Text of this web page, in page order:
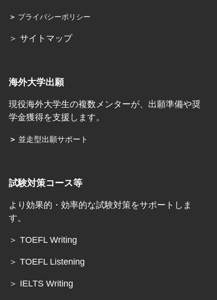
＞ プライバシーポリシー
＞ サイトマップ
海外大学出願
現役海外大学生の複数メンターが、出願準備や奨
学金獲得を支援します。
＞ 並走型出願サポート
試験対策コース等
より効果的・効率的な試験対策をサポートしま
す。
＞ TOEFL Writing
＞ TOEFL Listening
＞ IELTS Writing